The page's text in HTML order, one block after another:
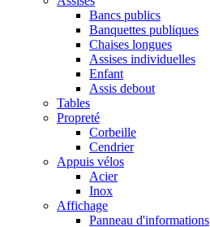
Bancs publics
Banquettes publiques
Chaises longues
Assises individuelles
Enfant
Assis debout
Tables
Propreté
Corbeille
Cendrier
Appuis vélos
Acier
Inox
Affichage
Panneau d'informations